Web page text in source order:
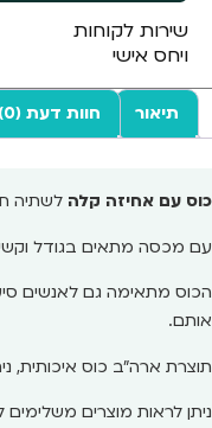
שירות לקוחות
ויחס אישי
תיאור חוות דעת (0)
כוס עם אחיזה קלה לשתיה
עם מכסה מתאים בגודל
הכוס מתאימה גם לאנשים
אותם.
תוצרת ארה"ב כוס איכותית,
ניתן לראות מוצרים